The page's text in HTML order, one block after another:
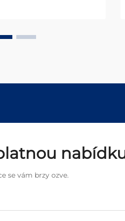
se vám brzy ozve.